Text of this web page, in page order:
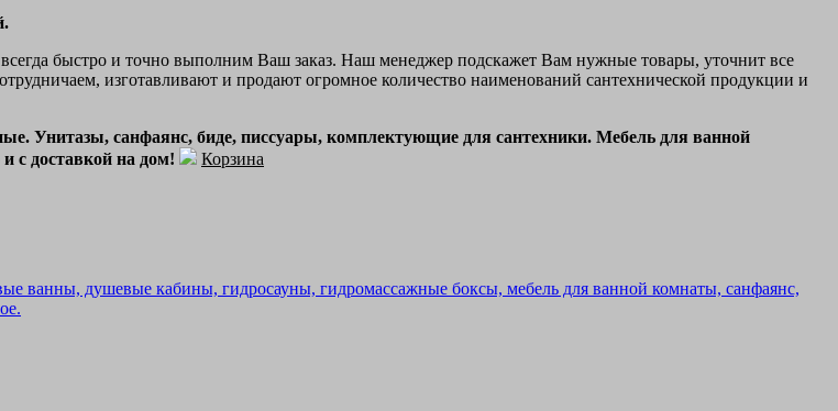
быстро и точно выполним Ваш заказ. Наш менеджер подскажет Вам нужные товары, уточнит все
изготавливают и продают огромное количество наименований сантехнической продукции и
Унитазы, санфаянс, биде, писсуары, комплектующие для сантехники. Мебель для ванной
с доставкой на дом!
Корзина
душевые кабины, гидросауны, гидромассажные боксы, мебель для ванной комнаты, санфаянс,